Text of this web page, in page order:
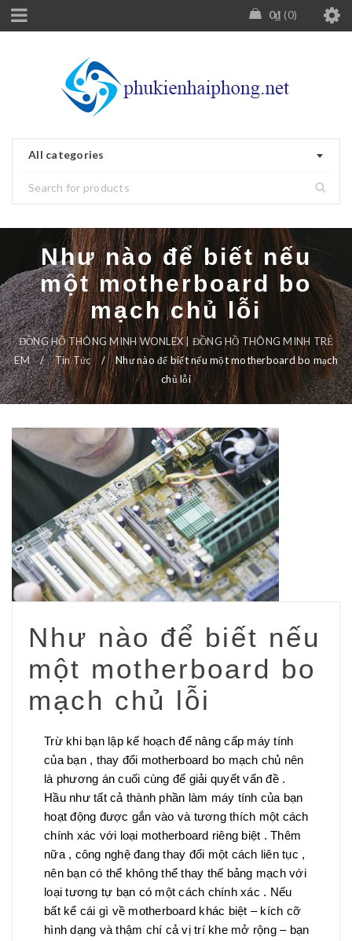
0₫ 0
All categories
Như nào để biết nếu
một motherboard bo
mạch chủ lỗi
ĐỒNG HỒ THÔNG MINH WONLEX | ĐỒNG HỒ THÔNG MINH TRẺ
EM
/ Tin Tức /
Như nào để biết nếu một motherboard bo mạch
chủ lỗi
Như nào để biết nếu
một motherboard bo
mạch chủ lỗi
Trừ khi bạn lập kế hoạch để nâng cấp máy tính
của bạn , thay đổi motherboard bo mạch chủ nên
là phương án cuối cùng để giải quyết vấn đề .
Hầu như tất cả thành phần làm máy tính của bạn
hoạt động được gắn vào và tương thích một cách
chính xác với loại motherboard riêng biệt . Thêm
nữa , công nghệ đang thay đổi một cách liên tục ,
nên bạn có thể không thể thay thế bảng mạch với
loại tương tự bạn có một cách chính xác . Nếu
bất kể cái gì về motherboard khác biệt – kích cỡ
hình dạng và thậm chí cả vị trí khe mở rộng – bạn